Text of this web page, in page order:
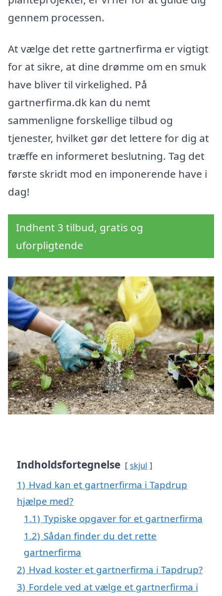
gennem processen.
At vælge det rette gartnerfirma er vigtigt
for at sikre, at dine drømme om en smuk
have bliver til virkelighed. På
gartnerfirma.dk kan du nemt
sammenligne forskellige tilbud og
tjenester, hvilket gør det lettere for dig at
træffe en informeret beslutning. Tag det
første skridt mod en imponerende have i
dag!
Indhent 3 tilbud, gratis og
uforpligtende
Indholdsfortegnelse skjul
1) Hvad kan et gartnerfirma i Tapdrup
hjælpe med?
1.1) Typiske opgaver for et gartnerfirma
1.2) Sådan finder du det rette
gartnerfirma
2) Hvad koster et gartnerfirma i Tapdrup?
3) Fordele ved at vælge et gartnerfirma i